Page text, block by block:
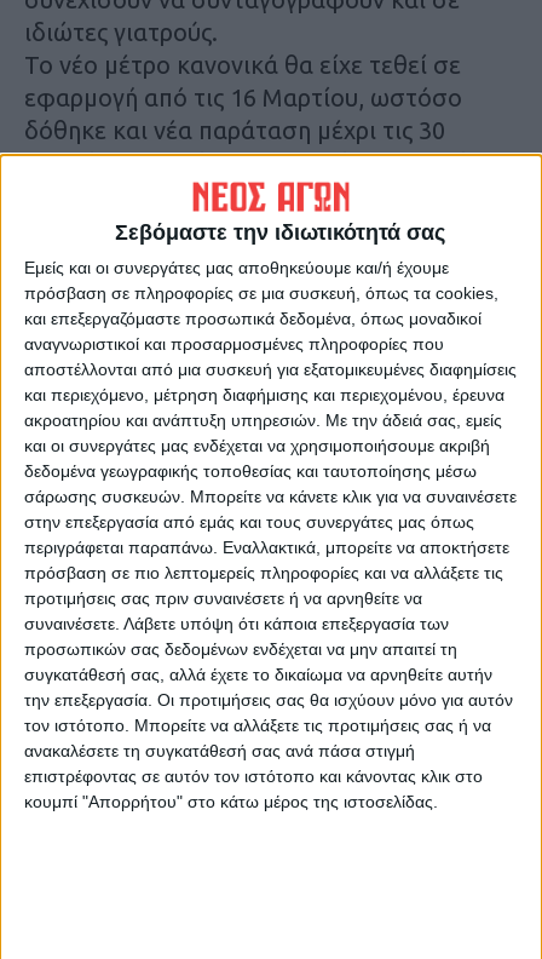
Σεβόμαστε την ιδιωτικότητά σας
Εμείς και οι συνεργάτες μας αποθηκεύουμε και/ή έχουμε
πρόσβαση σε πληροφορίες σε μια συσκευή, όπως τα cookies,
και επεξεργαζόμαστε προσωπικά δεδομένα, όπως μοναδικοί
αναγνωριστικοί και προσαρμοσμένες πληροφορίες που
αποστέλλονται από μια συσκευή για εξατομικευμένες διαφημίσεις
και περιεχόμενο, μέτρηση διαφήμισης και περιεχομένου, έρευνα
ακροατηρίου και ανάπτυξη υπηρεσιών. Με την άδειά σας, εμείς
και οι συνεργάτες μας ενδέχεται να χρησιμοποιήσουμε ακριβή
δεδομένα γεωγραφικής τοποθεσίας και ταυτοποίησης μέσω
σάρωσης συσκευών. Μπορείτε να κάνετε κλικ για να συναινέσετε
στην επεξεργασία από εμάς και τους συνεργάτες μας όπως
περιγράφεται παραπάνω. Εναλλακτικά, μπορείτε να αποκτήσετε
πρόσβαση σε πιο λεπτομερείς πληροφορίες και να αλλάξετε τις
προτιμήσεις σας πριν συναινέσετε ή να αρνηθείτε να
συναινέσετε. Λάβετε υπόψη ότι κάποια επεξεργασία των
προσωπικών σας δεδομένων ενδέχεται να μην απαιτεί τη
συγκατάθεσή σας, αλλά έχετε το δικαίωμα να αρνηθείτε αυτήν
την επεξεργασία. Οι προτιμήσεις σας θα ισχύουν μόνο για αυτόν
τον ιστότοπο. Μπορείτε να αλλάξετε τις προτιμήσεις σας ή να
ανακαλέσετε τη συγκατάθεσή σας ανά πάσα στιγμή
επιστρέφοντας σε αυτόν τον ιστότοπο και κάνοντας κλικ στο
κουμπί "Απορρήτου" στο κάτω μέρος της ιστοσελίδας.
ιδιώτες γιατρούς.
Το νέο μέτρο κανονικά θα είχε τεθεί σε
εφαρμογή από τις 16 Μαρτίου, ωστόσο
δόθηκε και νέα παράταση μέχρι τις 30
Απριλίου, η οποία απ’ ότι φαίνεται θα είναι
η τελευταία, προκειμένου να καταρτιστεί
κατάλογος εξαιρέσεων που αφορούν παιδιά
έως 18 ετών, νεφροπαθείς-
αιμοκαθαρόμενους κλπ, αλλά και για την
επίλυση θεμάτων που αφορούν τη διάθεση
αντιβιοτικών και ναρκωτικών φαρμάκων.
Αναλυτικότερα στην έντυπη έκδοση του Νέου
Αγώνα
Τελευταίες Ειδήσεις Σήμερα
Ακολούθησε την εφημερίδα ΝΕΟΣ
ΑΓΩΝ στο Google News!
Όλες οι εξελίξεις στην περιοχή της
Καρδίτσας και ευρύτερα της Θεσσαλίας
ΠΡΟΗΓΟΥΜΕΝΟ ΑΡΘΡΟ
Το 55% της διαφοράς μεταξύ
ΕΠΟΜΕΝΟ ΑΡΘΡΟ
Σε Καρδίτσα και Τρίκαλα δύο